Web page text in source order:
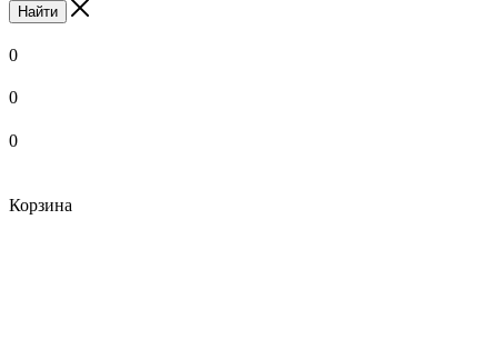
Найти
0
0
0
Корзина